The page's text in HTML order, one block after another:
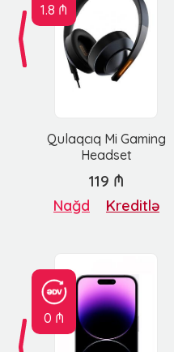
1.8 ₼
Qulaqcıq Mi Gaming
Headset
119 ₼
Nağd Kreditlə
0 ₼